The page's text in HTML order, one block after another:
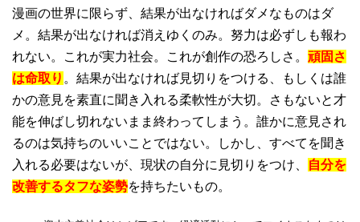
漫画の世界に限らず、結果が出なければダメなものはダ
メ。結果が出なければ消えゆくのみ。努力は必ずしも報わ
れない。これが実力社会。これが創作の恐ろしさ。 頑固さ
は命取り 。結果が出なければ見切りをつける、もしくは誰
かの意見を素直に聞き入れる柔軟性が大切。さもないと才
能を伸ばし切れないまま終わってしまう。誰かに意見され
るのは気持ちのいいことではない。しかし、すべてを聞き
入れる必要はないが、現状の自分に見切りをつけ、
自分を
改善するタフな姿勢を持ちたいもの。